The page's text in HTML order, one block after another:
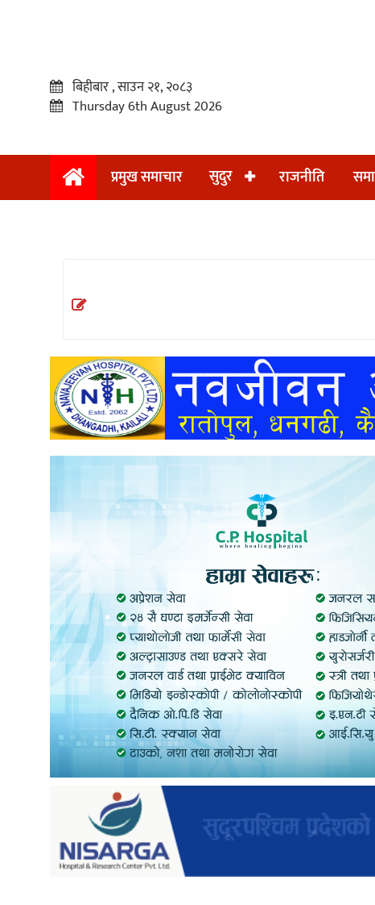
प्रमुख
अन्तराष्ट्रिय
अन्तर्वार्ता
खेलकुद
बिहीबार , साउन २१, २०८३
Thursday 6th August 2026
प्रमुख समाचार सुदुर राजनीति